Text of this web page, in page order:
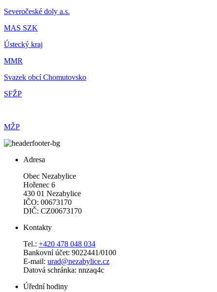
Severočeské doly a.s.
MAS SZK
Ústecký kraj
MMR
Svazek obcí Chomutovsko
SFŽP
MŽP
Adresa
Obec Nezabylice
Hořenec 6
430 01 Nezabylice
IČO: 00673170
DIČ: CZ00673170
Kontakty
Tel.: +420 478 048 034
Bankovní účet: 9022441/0100
E-mail: urad@nezabylice.cz
Datová schránka: nnzaq4c
Úřední hodiny